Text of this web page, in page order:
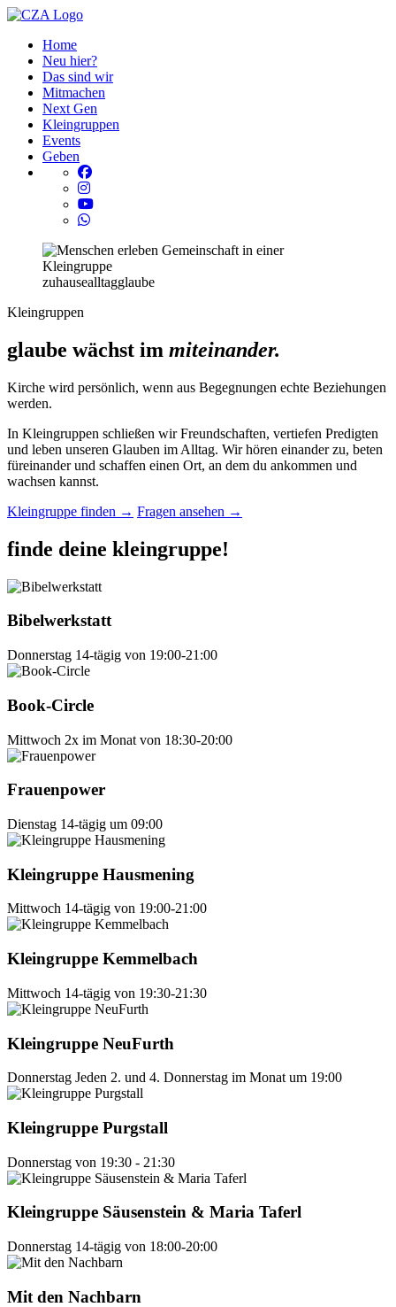
Home
Neu hier?
Das sind wir
Mitmachen
Next Gen
Kleingruppen
Events
Geben
zuhausealltagglaube
Kleingruppen
glaube wächst im miteinander.
Kirche wird persönlich, wenn aus Begegnungen echte Beziehungen
werden.
In Kleingruppen schließen wir Freundschaften, vertiefen Predigten
und leben unseren Glauben im Alltag. Wir hören einander zu, beten
füreinander und schaffen einen Ort, an dem du ankommen und
wachsen kannst.
Kleingruppe finden → Fragen ansehen →
finde deine kleingruppe!
Bibelwerkstatt
Donnerstag 14-tägig von 19:00-21:00
Book-Circle
Mittwoch 2x im Monat von 18:30-20:00
Frauenpower
Dienstag 14-tägig um 09:00
Kleingruppe Hausmening
Mittwoch 14-tägig von 19:00-21:00
Kleingruppe Kemmelbach
Mittwoch 14-tägig von 19:30-21:30
Kleingruppe NeuFurth
Donnerstag Jeden 2. und 4. Donnerstag im Monat um 19:00
Kleingruppe Purgstall
Donnerstag von 19:30 - 21:30
Kleingruppe Säusenstein & Maria Taferl
Donnerstag 14-tägig von 18:00-20:00
Mit den Nachbarn